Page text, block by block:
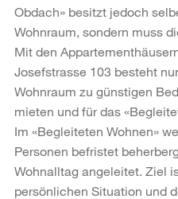
Obdach» besitzt jedoch
Wohnraum, sondern muss
Mit den
Josefstrasse 103 besteht
Wohnraum zu günstigen
mieten und für das
Im «Begleiteten Wohnen»
Personen befristet
Wohnalltag angeleitet. Ziel
persönlichen Situation und